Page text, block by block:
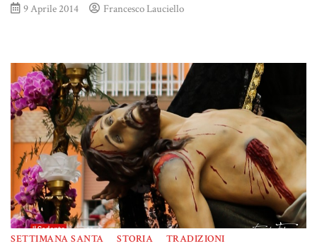
9 Aprile 2014 Francesco Lauciello
SETTIMANA SANTA STORIA TRADIZIONI